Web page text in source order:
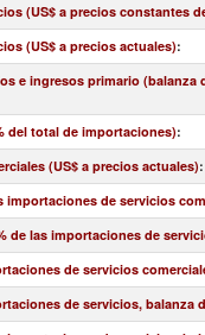
(US$ a precios constantes
(US$ a precios actuales):
e ingresos primario (balanza
del total de importaciones):
(US$ a precios actuales):
importaciones de servicios
de las importaciones de
de servicios
de servicios, balanza